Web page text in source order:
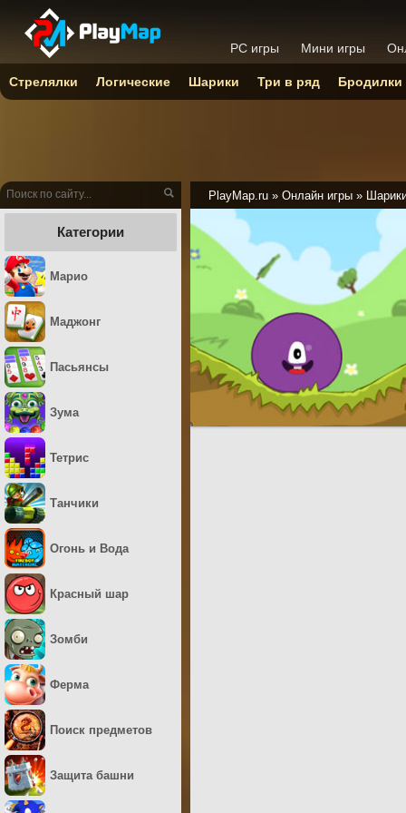
PlayMap.ru » Онлайн игры »
Категории
Марио
Маджонг
Пасьянсы
Зума
Тетрис
Танчики
Огонь и Вода
Красный шар
Зомби
Ферма
Поиск предметов
Защита башни
PC игры Мини игры
Стрелялки Логические Шарики Три в ряд Бродилки